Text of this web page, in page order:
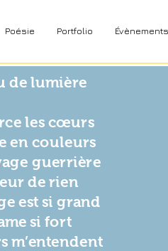
Poésie Portfolio Évènements
de lumière
les cœurs
en couleurs
guerrière
de rien
est si grand
si fort
m’entendent